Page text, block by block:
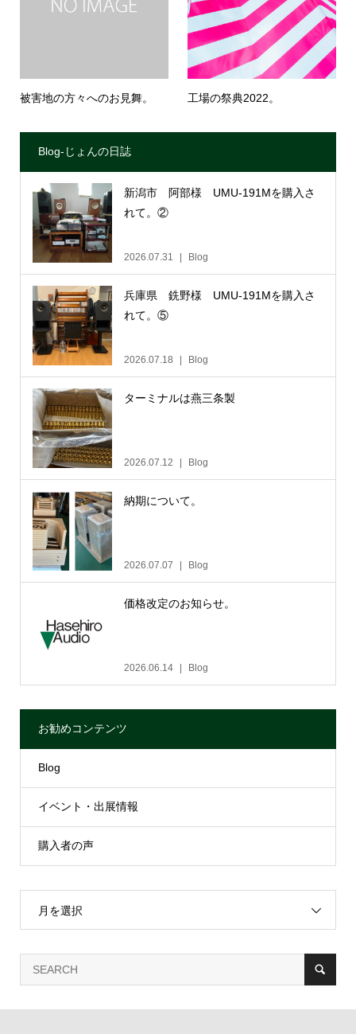
被害地の方々へのお見舞。 工場の祭典2022。
Blog-じょんの日誌
新潟市 阿部様 UMU-191Mを購入さ
れて。②
2026.07.31 Blog
兵庫県 銑野様 UMU-191Mを購入さ
れて。⑤
2026.07.18 Blog
ターミナルは燕三条製
2026.07.12 Blog
納期について。
2026.07.07 Blog
価格改定のお知らせ。
2026.06.14 Blog
お勧めコンテンツ
Blog
イベント・出展情報
購入者の声
月を選択